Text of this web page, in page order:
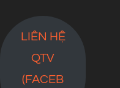
LIÊN HỆ
QTV
(FACEB